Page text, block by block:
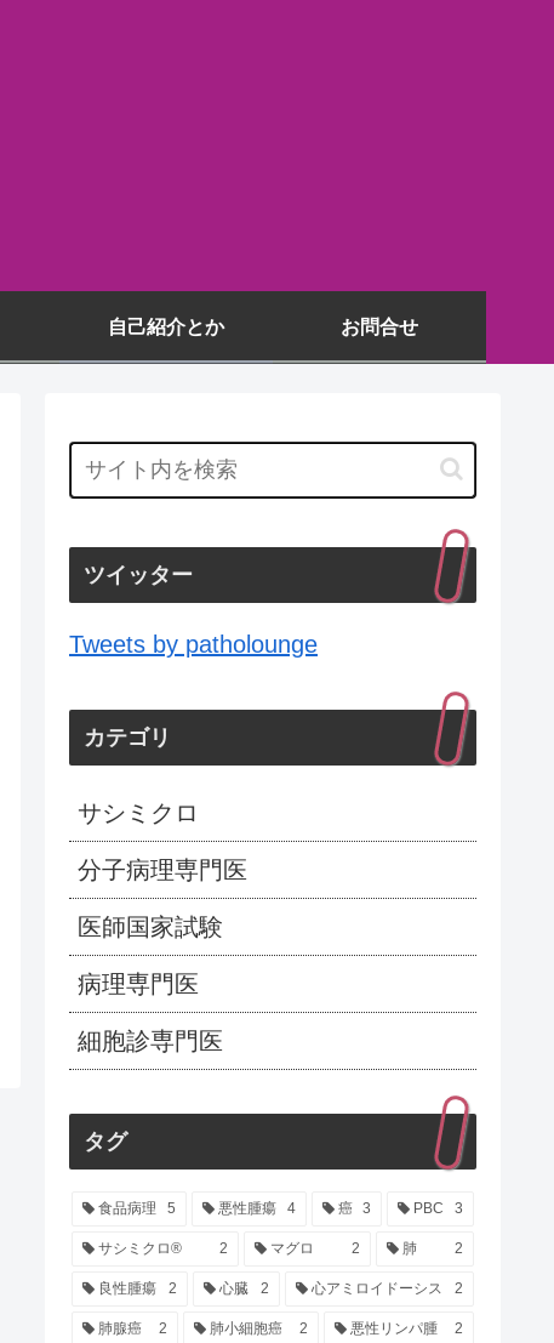
自己紹介とか お問合せ
ツイッター
Tweets by patholounge
カテゴリ
サシミクロ
分子病理専門医
医師国家試験
病理専門医
細胞診専門医
タグ
食品病理 5 悪性腫瘍 4 癌 3 PBC 3
サシミクロ® 2 マグロ 2 肺 2
良性腫瘍 2 心臓 2 心アミロイドーシス 2
肺腺癌 2 肺小細胞癌 2 悪性リンパ腫 2